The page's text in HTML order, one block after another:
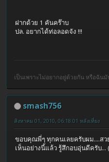
ฝากด้วย 1 คันคร๊าบ
ปล. อยากได้ท่อลอดจัง !!!
เป็นเพราะไม่อยากอยู่ด้วยกัน หรือฉัน
smash756
สิงหาคม 01, 2010, 06:18:01 หลังเที่ยง
ขอบคุณพี่ๆ ทุกคนเลยครับผม....ส
เห็นอย่างนี้แล้ว รู้สึกอบอุ่นดีครับ